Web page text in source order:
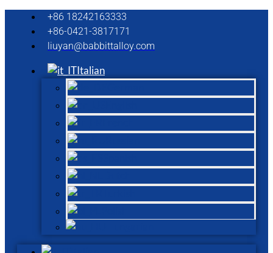
+86 18242163333
+86-0421-3817171
liuyan@babbittalloy.com
Italian